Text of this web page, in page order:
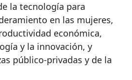
la tecnología para
en las mujeres,
económica,
y la innovación, y
público-privadas y de la